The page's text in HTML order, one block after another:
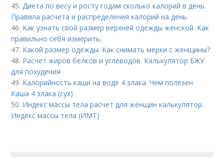
45.Диета по весу и росту годам сколько калорий в день.
Правила расчета и распределения калорий на день
46. Как узнать свой размер верхней одежды женской. Как
правильно себя измерить.
47. Какой размер одежды. Как снимать мерки с женщины?
48. Расчет жиров белков и углеводов. Калькулятор БЖУ
для похудения
49. Калорийность каши на воде 4 злака. Чем полезен
Каша 4 злака (сух)
50. Индекс массы тела расчет для женщин калькулятор.
Индекс массы тела (ИМТ)